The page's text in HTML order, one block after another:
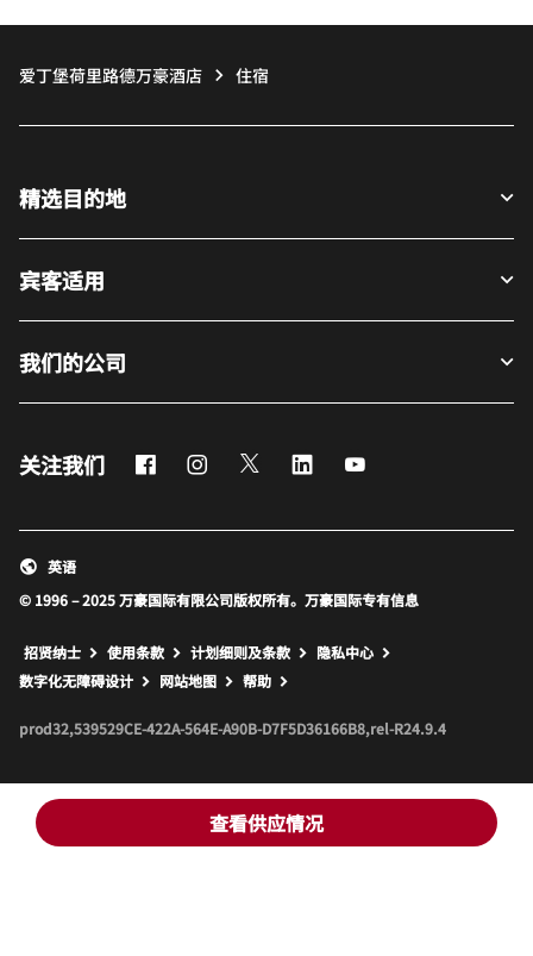
查看供应情况
爱丁堡荷里路德万豪酒店 住宿
精选目的地
宾客适用
我们的公司
关注我们 FacebookInstagram
Twitter LinkedIn
© 1996 – 2025 万豪国际有限公司版权所有。万豪国际专有信息
英语
招贤纳士 使用条款 计划细则及条款
隐私中心
数字化无障碍设计
网站地图 打开新窗口
帮助
prod32,539529CE-422A-564E-A90B-D7F5D36166B8,rel-R24.9.4